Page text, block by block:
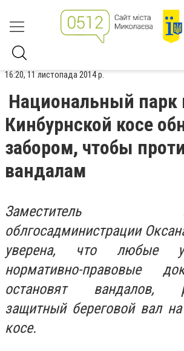
16:20, 11 листопада 2014 р.
Национальный парк
Кинбурнской косе
забором, чтобы
вандалам
Заместитель
облгосадминистрации
уверена, что любые
нормативно-правовые
остановят вандалов,
защитный береговой вал
косе.